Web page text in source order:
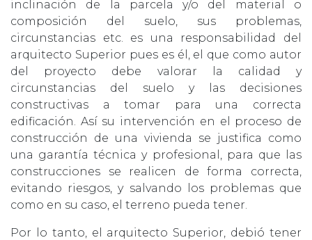
inclinación de la parcela y/o del material o
composición del suelo, sus problemas,
circunstancias etc. es una responsabilidad del
arquitecto Superior pues es él, el que como autor
del proyecto debe valorar la calidad y
circunstancias del suelo y las decisiones
constructivas a tomar para una correcta
edificación. Así su intervención en el proceso de
construcción de una vivienda se justifica como
una garantía técnica y profesional, para que las
construcciones se realicen de forma correcta,
evitando riesgos, y salvando los problemas que
como en su caso, el terreno pueda tener.
Por lo tanto, el arquitecto Superior, debió tener